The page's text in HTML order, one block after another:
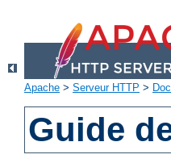
Apache > Serveur HTTP >
Guide